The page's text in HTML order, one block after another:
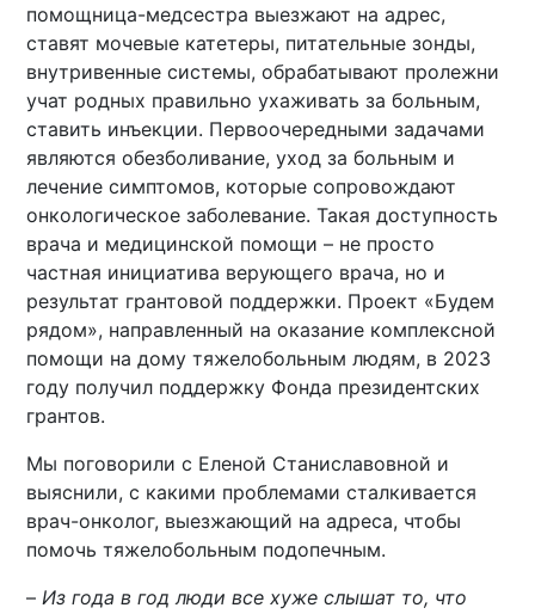
помощница-медсестра выезжают на адрес,
ставят мочевые катетеры, питательные зонды,
внутривенные системы, обрабатывают пролежни
учат родных правильно ухаживать за больным,
ставить инъекции. Первоочередными задачами
являются обезболивание, уход за больным и
лечение симптомов, которые сопровождают
онкологическое заболевание. Такая доступность
врача и медицинской помощи – не просто
частная инициатива верующего врача, но и
результат грантовой поддержки. Проект «Будем
рядом», направленный на оказание комплексной
помощи на дому тяжелобольным людям, в 2023
году получил поддержку Фонда президентских
грантов.
Мы поговорили с Еленой Станиславовной и
выяснили, с какими проблемами сталкивается
врач-онколог, выезжающий на адреса, чтобы
помочь тяжелобольным подопечным.
– Из года в год люди все хуже слышат то, что